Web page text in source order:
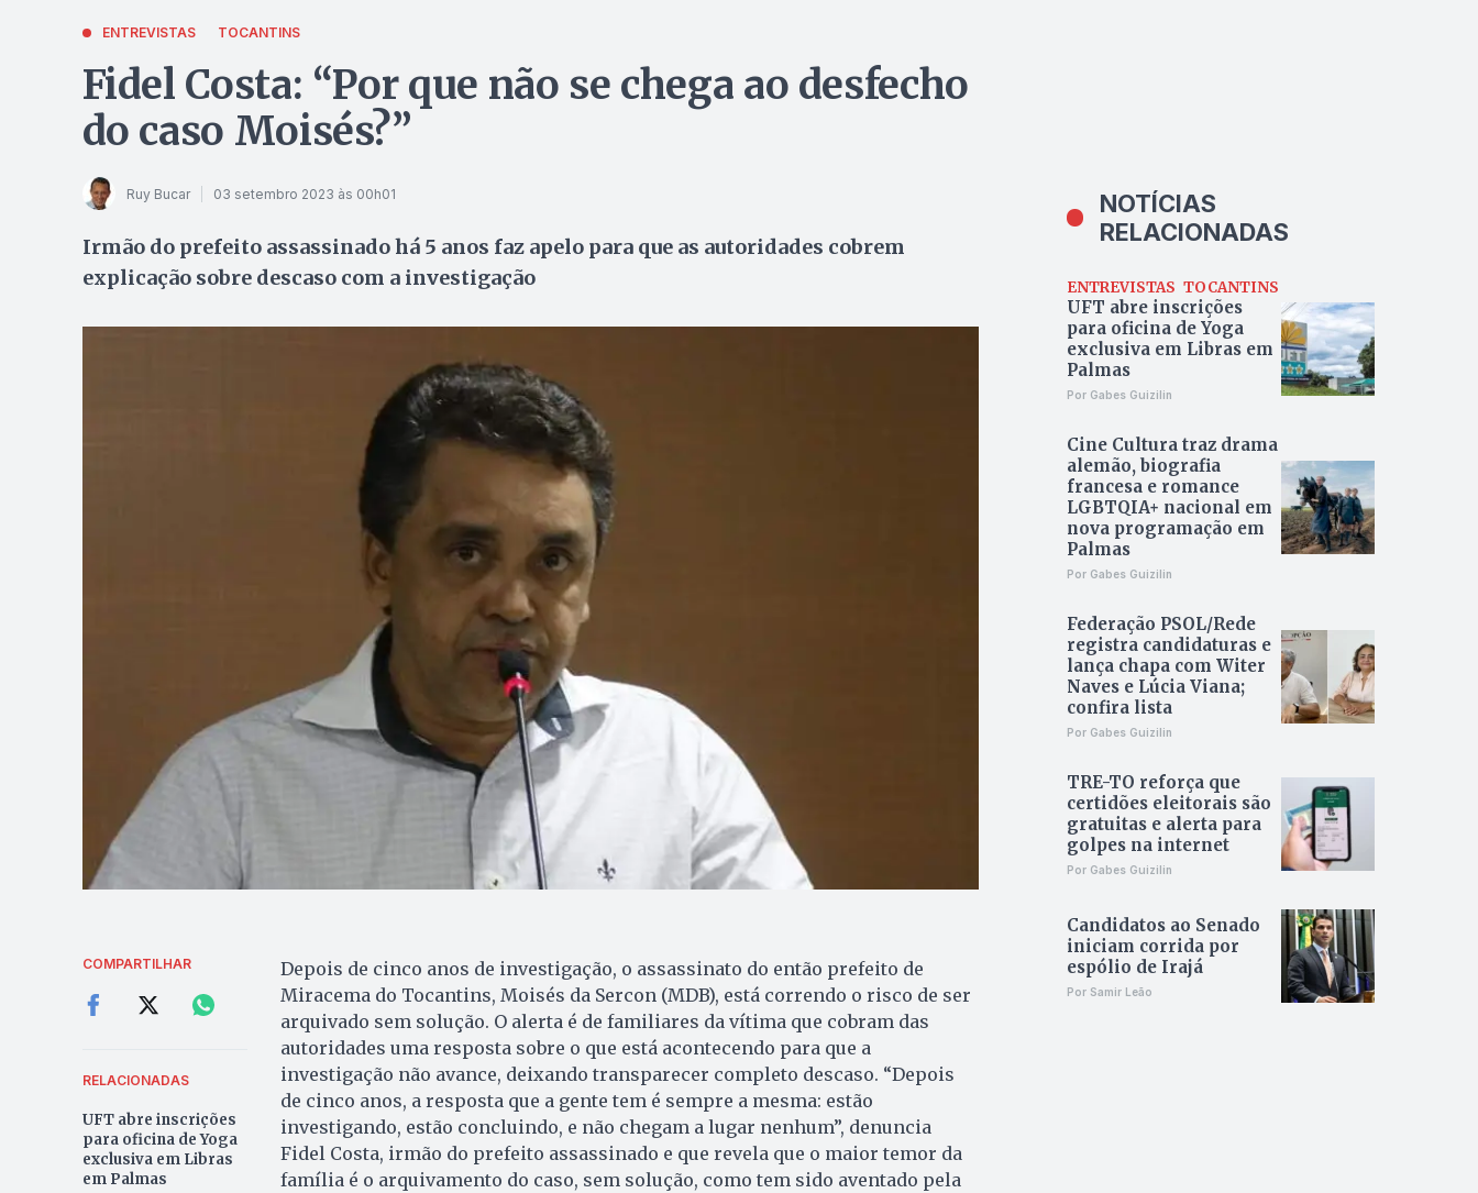
ENTREVISTAS TOCANTINS
Fidel Costa: “Por que não se chega ao desfecho
do caso Moisés?”
Ruy Bucar 03 setembro 2023 às 00h01
Irmão do prefeito assassinado há 5 anos faz apelo para que as autoridades cobrem
explicação sobre descaso com a investigação
COMPARTILHAR
RELACIONADAS
UFT abre inscrições
para oficina de Yoga
exclusiva em Libras
em Palmas
Depois de cinco anos de investigação, o assassinato do então prefeito de
Miracema do Tocantins, Moisés da Sercon (MDB), está correndo o risco de ser
arquivado sem solução. O alerta é de familiares da vítima que cobram das
autoridades uma resposta sobre o que está acontecendo para que a
investigação não avance, deixando transparecer completo descaso. “Depois
de cinco anos, a resposta que a gente tem é sempre a mesma: estão
investigando, estão concluindo, e não chegam a lugar nenhum”, denuncia
Fidel Costa, irmão do prefeito assassinado e que revela que o maior temor da
família é o arquivamento do caso, sem solução, como tem sido aventado pela
NOTÍCIAS
RELACIONADAS
ENTREVISTAS TOCANTINS
UFT abre inscrições
para oficina de Yoga
exclusiva em Libras em
Palmas
Por Gabes Guizilin
Cine Cultura traz drama
alemão, biografia
francesa e romance
LGBTQIA+ nacional em
nova programação em
Palmas
Por Gabes Guizilin
Federação PSOL/Rede
registra candidaturas e
lança chapa com Witer
Naves e Lúcia Viana;
confira lista
Por Gabes Guizilin
TRE-TO reforça que
certidões eleitorais são
gratuitas e alerta para
golpes na internet
Por Gabes Guizilin
Candidatos ao Senado
iniciam corrida por
espólio de Irajá
Por Samir Leão